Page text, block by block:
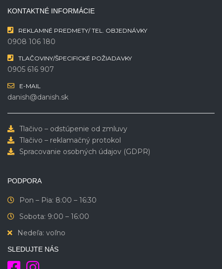
KONTAKTNÉ INFORMÁCIE
REKLAMNÉ PREDMETY/ TEL. OBJEDNÁVKY
0908 106 180
TLAČOVINY/ŠPECIFICKÉ POŽIADAVKY
0905 616 907
E-MAIL
danish@danish.sk
Tlačivo – odstúpenie od zmluvy
Tlačivo – reklamačný protokol
Spracovanie osobných údajov (GDPR)
PODPORA
Pon – Pia: 8:00 – 16:30
Sobota: 9:00 – 16:00
Nedeľa: voľno
SLEDUJTE NÁS